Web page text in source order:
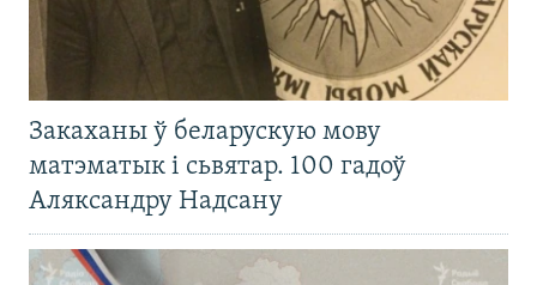
Закаханы ў беларускую мову
матэматык і сьвятар. 100 гадоў
Аляксандру Надсану